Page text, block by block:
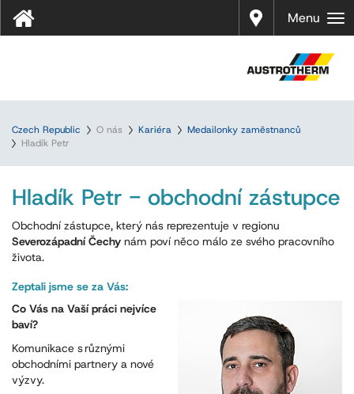
Prodej
Menu
Czech Republic O nás Kariéra
Medailonky zaměstnanců
Hladík Petr
Hladík Petr - obchodní zástupce
Obchodní zástupce, který nás reprezentuje v regionu
Severozápadní Čechy nám poví něco málo ze svého pracovního
života.
Zeptali jsme se za Vás:
Co Vás na Vaší práci nejvíce
baví?
Komunikace s různými
obchodními partnery a nové
výzvy.